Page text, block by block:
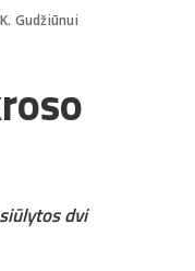
Gudžiūnui
dvi